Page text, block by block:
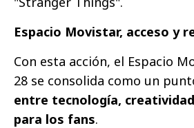
Espacio Movistar, acceso y
Con esta acción, el Espacio
28 se consolida como un
entre tecnología,
para los fans.